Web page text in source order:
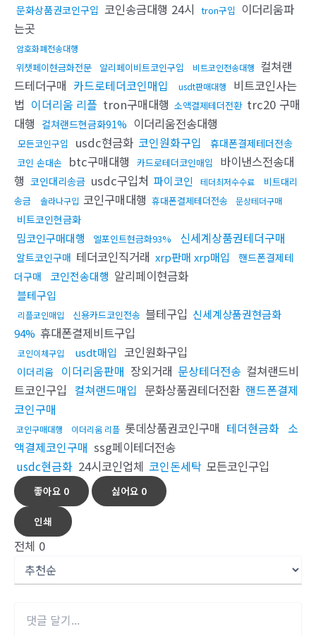
문화상품권코인구입 코인송금대행 24시 tron구입 이더리움파
는곳
암호화폐전송대행
위챗페이현금화전문 알리페이비트코인구입 비트코인전송대행 컬쳐랜
드테더구매 카드로테더코인매입 usdt판매대행
비트코인사는
법 이더리움 리플 tron구매대행 소액결제테더전환 trc20 구매
대행 컬쳐랜드현금화91% 이더리움전송대행
모든코인구입 usdc현금화 코인원화구입 휴대폰결제테더전송
코인 손대손 btc구매대행 카드로테더코인매입
바이낸스전송대
행 코인대리송금 usdc구입처 파이코인 테더최저수수료
비트대리
송금
솔라나구입 코인구매대행 휴대폰결제테더전송 문상테더구매
비트코인현금화
밈코인구매대행 엘포인트현금화93% 신세계상품권테더구매
알트코인구매 테더코인직거래 xrp판매 xrp매입
핸드폰결제테
더구매
코인전송대행 알리페이현금화
블테구입
리플코인매입 신용카드코인전송 블테구입 신세계상품권현금화
94% 휴대폰결제비트구입
코인이체구입 usdt매입 코인원화구입
이더리움 이더리움판매 장외거래 문상테더전송 컬쳐랜드비
트코인구입 컬쳐랜드매입 문화상품권테더전환 핸드폰결제
코인구매
코인구매대행 이더리움 리플 롯데상품권코인구매 테더현금화 소
액결제코인구매 ssg페이테더전송
usdc현금화 24시코인업체 코인돈세탁 모든코인구입
좋아요 0 싫어요 0
인쇄
전체 0